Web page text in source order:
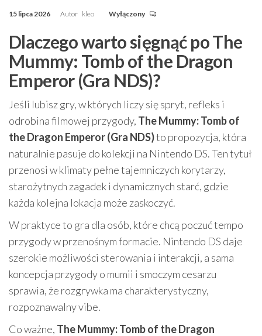
15 lipca 2026 Autor kleo Wyłączony
Dlaczego warto sięgnąć po The
Mummy: Tomb of the Dragon
Emperor (Gra NDS)?
Jeśli lubisz gry, w których liczy się spryt, refleks i
odrobina filmowej przygody, The Mummy: Tomb of
the Dragon Emperor (Gra NDS)to propozycja, która
naturalnie pasuje do kolekcji na Nintendo DS. Ten tytuł
przenosi w klimaty pełne tajemniczych korytarzy,
starożytnych zagadek i dynamicznych starć, gdzie
każda kolejna lokacja może zaskoczyć.
W praktyce to gra dla osób, które chcą poczuć tempo
przygody w przenośnym formacie. Nintendo DS daje
szerokie możliwości sterowania i interakcji, a sama
koncepcja przygody o mumii i smoczym cesarzu
sprawia, że rozgrywka ma charakterystyczny,
rozpoznawalny vibe.
Co ważne, The Mummy: Tomb of the Dragon